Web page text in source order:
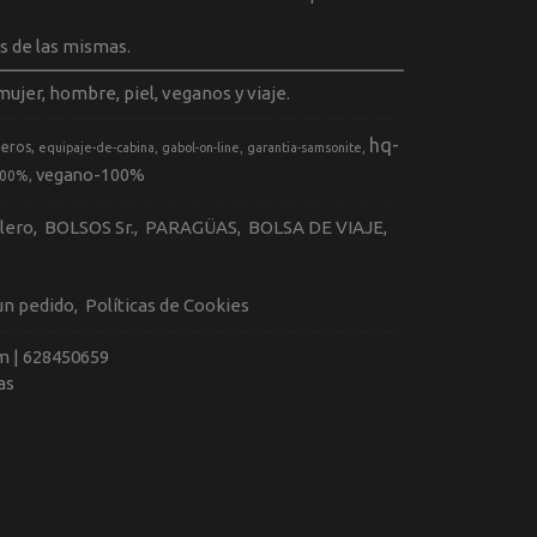
de las mismas.
hombre, piel, veganos y viaje.
equipaje-de-cabina gabol-on-line garantia-samsonite
hq-
vegano-100%
BOLSOS Sr. PARAGÜAS
BOLSA DE VIAJE
pedido Políticas de Cookies
| 628450659